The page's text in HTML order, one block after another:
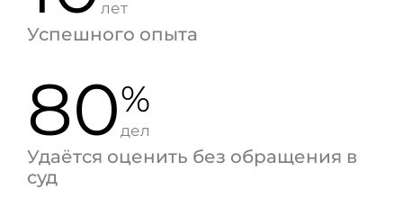
лет
Успешного опыта
80%
дел
Удаётся оценить без обращения в
суд